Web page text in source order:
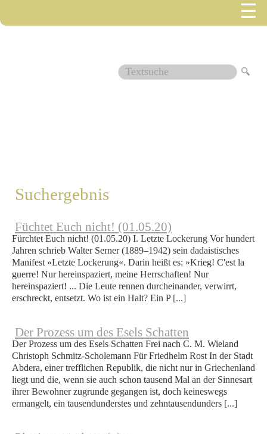
☰
Suchergebnis
Füchtet Euch nicht! (01.05.20)
Fürchtet Euch nicht! (01.05.20) I. Letzte Lockerung Vor hundert
Jahren schrieb Walter Serner (1889–1942) sein dadaistisches
Manifest »Letzte Lockerung«. Darin heißt es: »Krieg! C'est la
guerre! Nur hereinspaziert, meine Herrschaften! Nur
hereinspaziert! ... Die Leute rennen durcheinander, verwirrt,
erschreckt, entsetzt. Wo ist ein Halt? Ein P [...]
Der Prozess um des Esels Schatten
Der Prozess um des Esels Schatten Frei nach C. M. Wieland
Christoph Schmitz-Scholemann Für Friedhelm Rost In der Stadt
Abdera, einer trefflichen Republik, die nicht nur in Griechenland
liegt und die, wenn sie auch schon tausend Mal an der Sinnesart
ihrer Bewohner zugrunde gegangen ist, doch keineswegs
ermangelt, ein tausendunderstes und zehntausendunders [...]